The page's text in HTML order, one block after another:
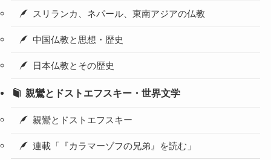
スリランカ、ネパール、東南アジアの仏教
中国仏教と思想・歴史
日本仏教とその歴史
親鸞とドストエフスキー・世界文学
親鸞とドストエフスキー
連載「『カラマーゾフの兄弟』を読む」